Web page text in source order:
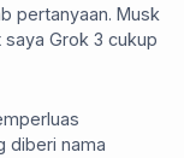
pertanyaan. Musk
Grok 3 cukup
diberi nama